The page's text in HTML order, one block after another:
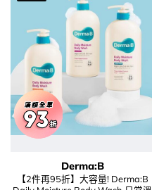
Derma:B
【2件再95折】大容量! Derma:B